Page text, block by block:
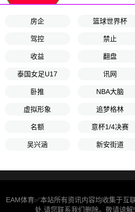
房企 篮球世界杯
驾控 禁止
收益 翻盘
泰国女足U17 讯网
卧推 NBA大脑
虚拟形象 追梦格林
名额 意杯1/4决赛
吴兴涵 新安街道
EAM体育✅本站所有资讯内容均收集于互
处,请您联系我们删除。敬请谅